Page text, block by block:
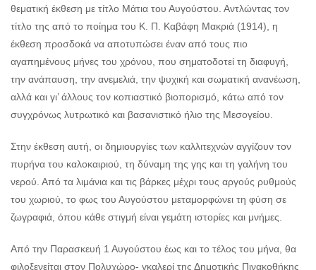
θεματική έκθεση με τίτλο Μάτια του Αυγούστου. Αντλώντας τον
τίτλο της από το ποίημα του Κ. Π. Καβάφη Μακριά (1914), η
έκθεση προσδοκά να αποτυπώσει έναν από τους πιο
αγαπημένους μήνες του χρόνου, που σηματοδοτεί τη διαφυγή,
την ανάπαυση, την ανεμελιά, την ψυχική και σωματική ανανέωση,
αλλά και γι’ άλλους τον κοπιαστικό βιοπορισμό, κάτω από τον
συγχρόνως λυτρωτικό και βασανιστικό ήλιο της Μεσογείου.
Στην έκθεση αυτή, οι δημιουργίες των καλλιτεχνών αγγίζουν τον
πυρήνα του καλοκαιριού, τη δύναμη της γης και τη γαλήνη του
νερού. Από τα λιμάνια και τις βάρκες μέχρι τους αργούς ρυθμούς
του χωριού, το φως του Αυγούστου μεταμορφώνει τη φύση σε
ζωγραφιά, όπου κάθε στιγμή είναι γεμάτη ιστορίες και μνήμες.
Από την Παρασκευή 1 Αυγούστου έως και το τέλος του μήνα, θα
φιλοξενείται στον Πολυχώρο- γκαλερί της Δημοτικής Πινακοθήκης